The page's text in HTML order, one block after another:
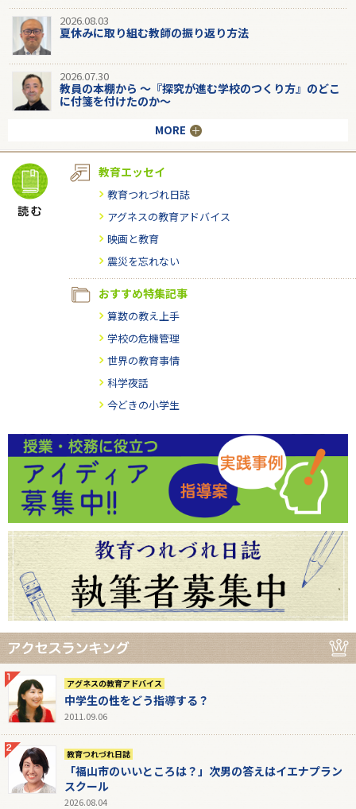
2026.08.03
夏休みに取り組む教師の振り返り方法
2026.07.30
教員の本棚から 〜『探究が進む学校のつくり方』のどこ
に付箋を付けたのか〜
MORE
教育エッセイ
教育つれづれ日誌
アグネスの教育アドバイス
映画と教育
震災を忘れない
おすすめ特集記事
算数の教え上手
学校の危機管理
世界の教育事情
科学夜話
今どきの小学生
アグネスの教育アドバイス
中学生の性をどう指導する？
2011.09.06
教育つれづれ日誌
「福山市のいいところは？」次男の答えはイエナプラン
スクール
2026.08.04